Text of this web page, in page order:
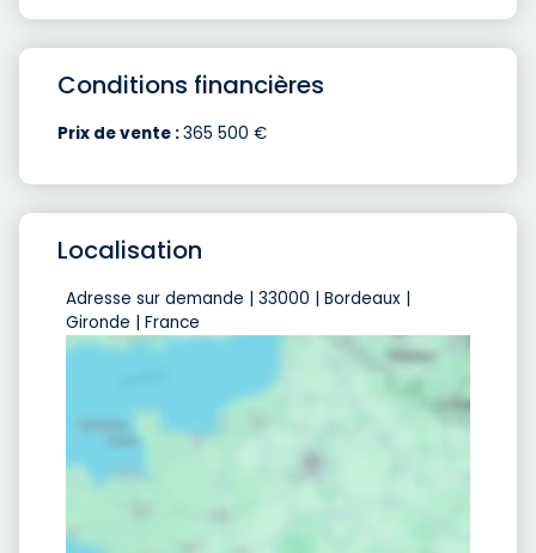
Conditions financières
Prix de vente :365 500 €
Localisation
Adresse sur demande | 33000 | Bordeaux |
Gironde | France